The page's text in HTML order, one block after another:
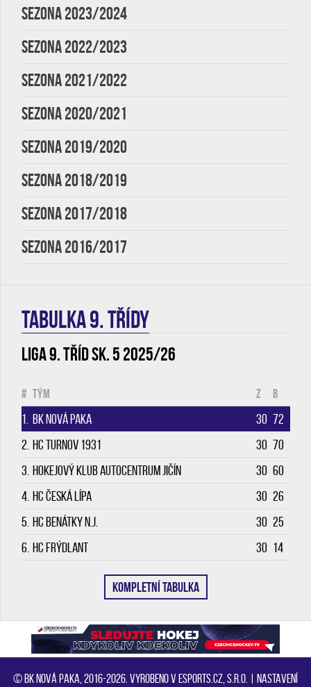
SEZONA 2023/2024
SEZONA 2022/2023
SEZONA 2021/2022
SEZONA 2020/2021
SEZONA 2019/2020
SEZONA 2018/2019
SEZONA 2017/2018
SEZONA 2016/2017
TABULKA 9. třídy
Liga 9. tříd sk. 5 2025/26
# Tým Z B
1. BK Nová Paka 30 72
2. HC Turnov 1931 30 70
3. Hokejový klub Autocentrum Jičín 30 60
4. HC Česká Lípa 30 26
5. HC Benátky n.J. 30 25
6. HC Frýdlant 30 14
KOMPLETNÍ TABULKA
© BK Nová Paka, 2016-2026. Vyrobeno v eSports.cz, s.r.o. | Nastavení